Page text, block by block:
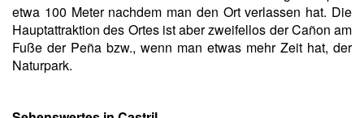
etwa 100 Meter nachdem man den Ort verlassen hat. Die
Hauptattraktion des Ortes ist aber zweifellos der Cañon am
Fuße der Peña bzw., wenn man etwas mehr Zeit hat, der
Naturpark.